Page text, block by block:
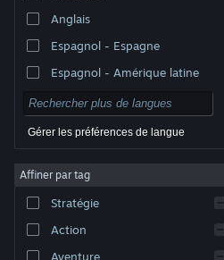
© Valve Corporation. Tous droits réservés. Toutes les
titulaires aux États-Unis et dans d'autres pays.
Accessibilité
Remboursements
Anglais
Espagnol - Espagne
Espagnol - Amérique latine
Gérer les préférences de langue
Affiner par tag
Stratégie
Action
Aventure